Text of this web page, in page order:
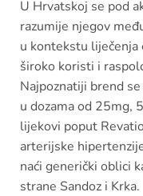
U Hrvatskoj se pod
razumije njegov
u kontekstu
široko koristi i
Najpoznatiji brend
u dozama od 25mg,
lijekovi poput
arterijske
naći generički oblici
strane Sandoz i Krka.